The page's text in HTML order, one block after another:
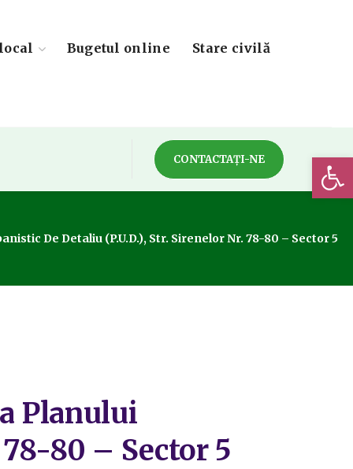
Bugetul online Stare civilă
CONTACTAȚI-NE
De Detaliu (P.U.D.), Str. Sirenelor Nr. 78-80 – Sector 5
Planului
80 – Sector 5